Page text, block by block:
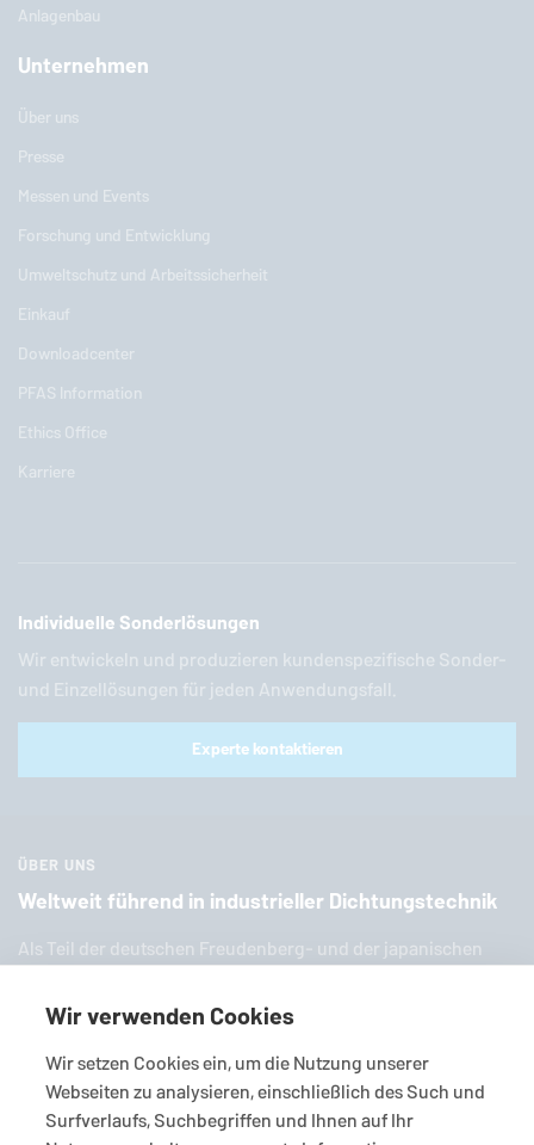
Anlagenbau
Unternehmen
Über uns
Presse
Messen und Events
Forschung und Entwicklung
Umweltschutz und Arbeitssicherheit
Einkauf
Downloadcenter
PFAS Information
Ethics Office
Karriere
Individuelle Sonderlösungen
Wir entwickeln und produzieren kundenspezifische Sonder-
und Einzellösungen für jeden Anwendungsfall.
Experte kontaktieren
ÜBER UNS
Weltweit führend in industrieller Dichtungstechnik
Als Teil der deut­schen Freu­den­berg- und der ja­pa­ni­schen
Anbieter in­dus­tri­el­ler Dich­tungs­tech­nik. Wir bieten Ihnen
dual­lö­sun­gen und viel­fäl­ti­gen Services.
Wir verwenden Cookies
Wir setzen Cookies ein, um die Nutzung unserer
Webseiten zu analysieren, einschließlich des Such und
Surfverlaufs, Suchbegriffen und Ihnen auf Ihr